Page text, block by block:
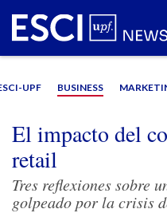
UPF BUSINESS
El impacto del
retail
Tres reflexiones sobre
golpeado por la crisis